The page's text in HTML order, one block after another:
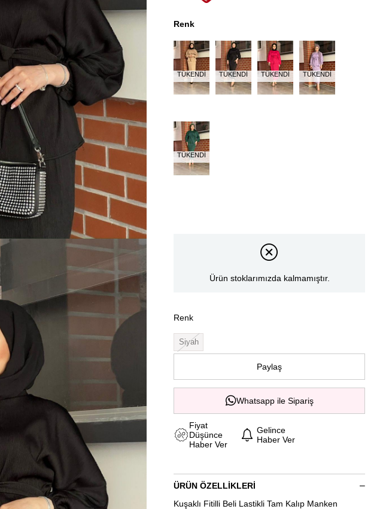
Renk
TÜKENDI TÜKENDI TÜKENDI TÜKENDI
TÜKENDI
Ürün stoklarımızda kalmamıştır.
Renk
Siyah
Paylaş
Whatsapp ile Sipariş
Fiyat
Düşünce
Haber Ver
Gelince
Haber Ver
ÜRÜN ÖZELLIKLERI
Kuşaklı Fitilli Beli Lastikli Tam Kalıp Manken